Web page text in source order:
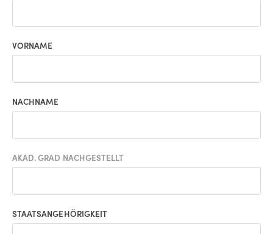
VORNAME
NACHNAME
AKAD. GRAD NACHGESTELLT
STAATSANGEHÖRIGKEIT